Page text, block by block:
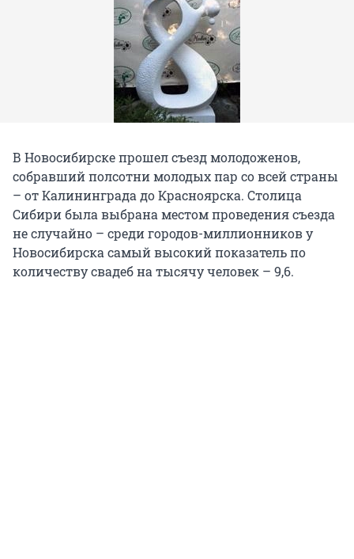
В Новосибирске прошел съезд молодоженов,
собравший полсотни молодых пар со всей страны
– от Калининграда до Красноярска. Столица
Сибири была выбрана местом проведения съезда
не случайно – среди городов-миллионников у
Новосибирска самый высокий показатель по
количеству свадеб на тысячу человек – 9,6.